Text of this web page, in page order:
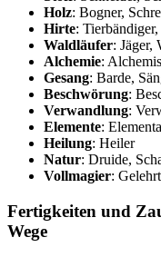
Holz: Bogner,
Hirte:
Waldläufer: Jäger,
Alchemie:
Gesang: Barde,
Beschwörung:
Verwandlung:
Elemente:
Heilung: Heiler
Natur: Druide,
Vollmagier:
Fertigkeiten und
Wege